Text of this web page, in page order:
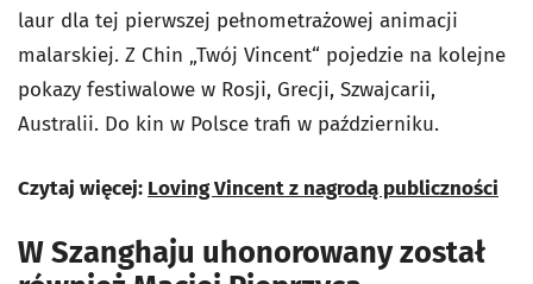
laur dla tej pierwszej pełnometrażowej animacji
malarskiej. Z Chin „Twój Vincent“ pojedzie na kolejne
pokazy festiwalowe w Rosji, Grecji, Szwajcarii,
Australii. Do kin w Polsce trafi w październiku.
Czytaj więcej: Loving Vincent z nagrodą publiczności
W Szanghaju uhonorowany został